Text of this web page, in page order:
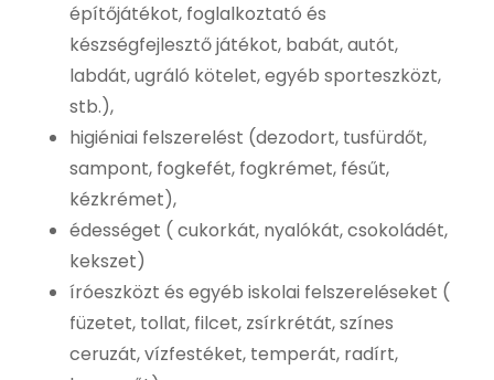
építőjátékot, foglalkoztató és
készségfejlesztő játékot, babát, autót,
labdát, ugráló kötelet, egyéb sporteszközt,
stb.),
higiéniai felszerelést (dezodort, tusfürdőt,
sampont, fogkefét, fogkrémet, fésűt,
kézkrémet),
édességet ( cukorkát, nyalókát, csokoládét,
kekszet)
íróeszközt és egyéb iskolai felszereléseket (
füzetet, tollat, filcet, zsírkrétát, színes
ceruzát, vízfestéket, temperát, radírt,